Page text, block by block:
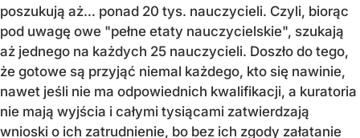
poszukują aż… ponad 20 tys. nauczycieli. Czyli, biorąc
pod uwagę owe "pełne etaty nauczycielskie", szukają
aż jednego na każdych 25 nauczycieli. Doszło do tego,
że gotowe są przyjąć niemal każdego, kto się nawinie,
nawet jeśli nie ma odpowiednich kwalifikacji, a kuratoria
nie mają wyjścia i całymi tysiącami zatwierdzają
wnioski o ich zatrudnienie, bo bez ich zgody załatanie